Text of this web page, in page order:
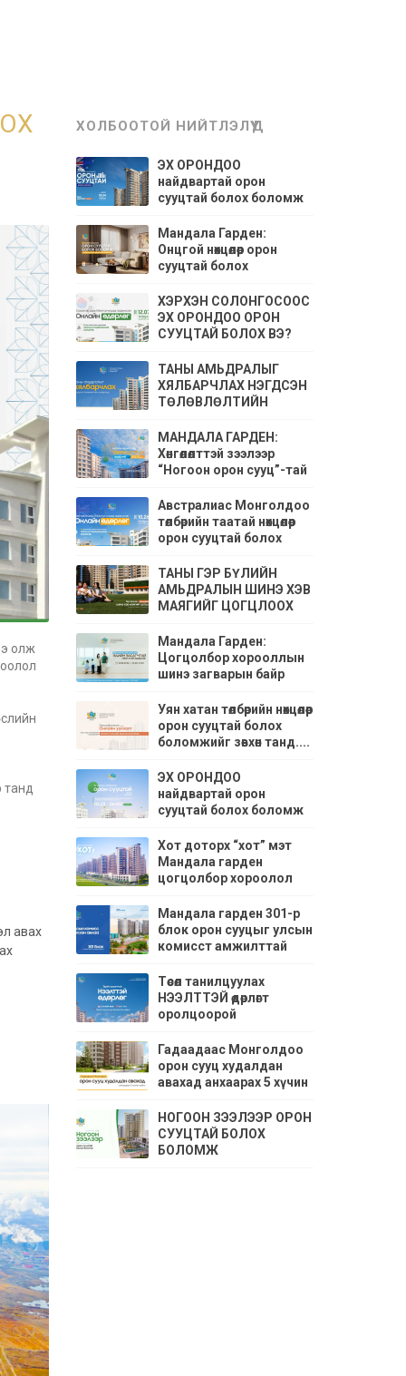
олж
танд
авах
ХОЛБООТОЙ НИЙТЛЭЛҮҮД
ЭХ ОРОНДОО
найдвартай орон
сууцтай болох боломж
Мандала Гарден:
Онцгой нөхцөлөөр орон
сууцтай болох
алдаарай.
ХЭРХЭН СОЛОНГОСООС
ЭХ ОРОНДОО ОРОН
СУУЦТАЙ БОЛОХ ВЭ?
ТАНЫ АМЬДРАЛЫГ
ХЯЛБАРЧЛАХ НЭГДСЭН
ТӨЛӨВЛӨЛТИЙН
МАНДАЛА ГАРДЕН:
Хөнгөлөлттэй зээлээр
“Ногоон орон сууц”-тай
Австралиас Монголдоо
төлбөрийн таатай нөхцөлөөр
орон сууцтай болох
ТАНЫ ГЭР БҮЛИЙН
АМЬДРАЛЫН ШИНЭ ХЭВ
МАЯГИЙГ ЦОГЦЛООХ
ЦОГЦОЛБОР
ХОРООЛОЛ
Мандала Гарден:
Цогцолбор хорооллын
шинэ загварын байр
байна.
Уян хатан төлбөрийн нөхцөлөөр
орон сууцтай болох
боломжийг зөвхөн танд....
ЭХ ОРОНДОО
найдвартай орон
сууцтай болох боломж
Хот доторх “хот” мэт
Мандала гарден
цогцолбор хороолол
Мандала гарден 301-р
блок орон сууцыг улсын
комисст амжилттай
Төсөл танилцуулах
НЭЭЛТТЭЙ өдөрлөгт
оролцоорой
Гадаадаас Монголдоо
орон сууц худалдан
авахад анхаарах 5 хүчин
НОГООН ЗЭЭЛЭЭР ОРОН
СУУЦТАЙ БОЛОХ
БОЛОМЖ